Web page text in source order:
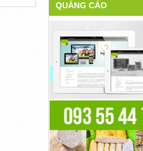
QUẢNG CÁO